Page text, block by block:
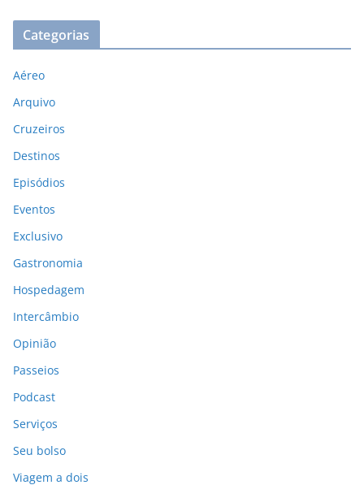
Categorias
Aéreo
Arquivo
Cruzeiros
Destinos
Episódios
Eventos
Exclusivo
Gastronomia
Hospedagem
Intercâmbio
Opinião
Passeios
Podcast
Serviços
Seu bolso
Viagem a dois